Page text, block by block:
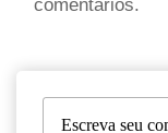
comentários.